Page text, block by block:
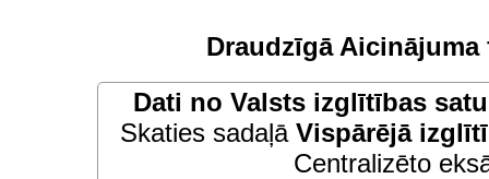
Draudzīgā
Dati no Valsts izglītības
Skaties sadaļā Vispārējā
Centralizēto